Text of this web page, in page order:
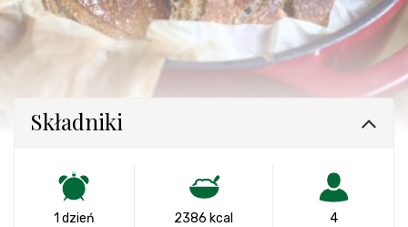
Składniki
1 dzień 2386 kcal 4